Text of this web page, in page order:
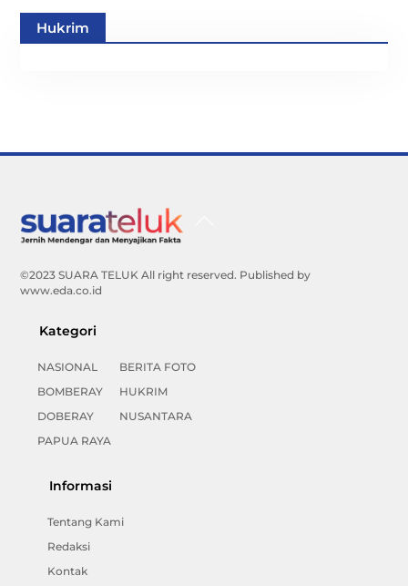
Hukrim
©2023 SUARA TELUK All right reserved. Published by
www.eda.co.id
Kategori
NASIONAL
BOMBERAY
DOBERAY
PAPUA RAYA
BERITA FOTO
HUKRIM
NUSANTARA
Informasi
Tentang Kami
Redaksi
Kontak